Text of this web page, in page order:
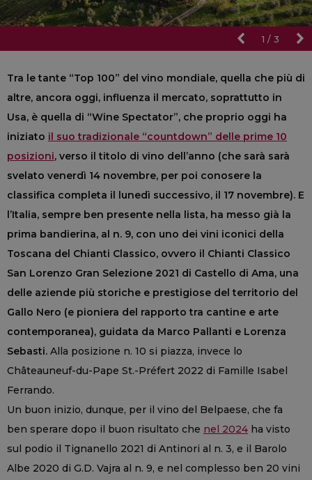
1 / 3
Tra le tante “Top 100” del vino mondiale, quella che più di
altre, ancora oggi, influenza il mercato, soprattutto in
Usa, è quella di “Wine Spectator”, che proprio oggi ha
iniziato il suo tradizionale “countdown” delle prime 10
posizioni, verso il titolo di vino dell’anno (che sarà sarà
svelato venerdì 14 novembre, per poi conosere la
classifica completa il lunedì successivo, il 17 novembre). E
l’Italia, sempre ben presente nella lista, ha messo già la
prima bandierina, al n. 9, con uno dei vini iconici della
Toscana del Chianti Classico, ovvero il Chianti Classico
San Lorenzo Gran Selezione 2021 di Castello di Ama, una
delle aziende più storiche e prestigiose del territorio del
Gallo Nero (e pioniera del rapporto tra cantine e arte
contemporanea), guidata da Marco Pallanti e Lorenza
Sebasti. Alla posizione n. 10 si piazza, invece lo
Châteauneuf-du-Pape St.-Préfert 2022 di Famille Isabel
Ferrando.
Un buon inizio, dunque, per il vino del Belpaese, che fa
ben sperare dopo il buon risultato che nel 2024 ha visto
sul podio il Tignanello 2021 di Antinori al n. 3, e il Barolo
Albe 2020 di G.D. Vajra al n. 9, e nel complesso ben 20 vini